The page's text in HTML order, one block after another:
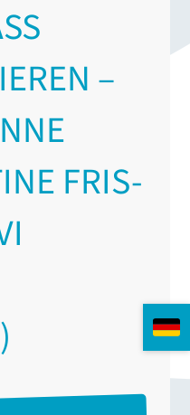
–
FRIS-